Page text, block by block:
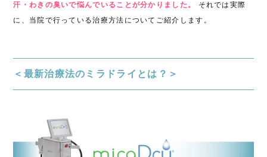
汗・わきの臭いで悩んでいることが分かりました。
それでは実際
に、当院で行っている治療方法についてご紹介します。
＜最新治療法のミラドライとは？＞